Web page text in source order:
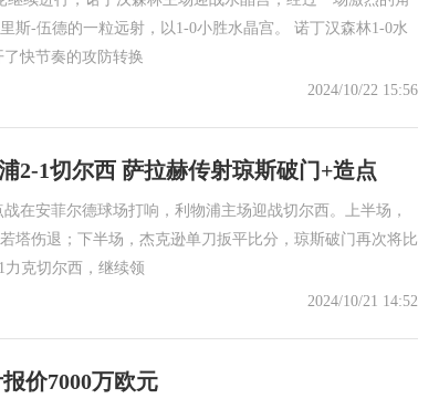
斯-伍德的一粒远射，以1-0小胜水晶宫。 诺丁汉森林1-0水
快节奏的攻防转换
2024/10/22 15:56
2-1切尔西 萨拉赫传射琼斯破门+造点
在安菲尔德球场打响，利物浦主场迎战切尔西。上半场，
塔伤退；下半场，杰克逊单刀扳平比分，琼斯破门再次将比
克切尔西，继续领
2024/10/21 14:52
价7000万欧元